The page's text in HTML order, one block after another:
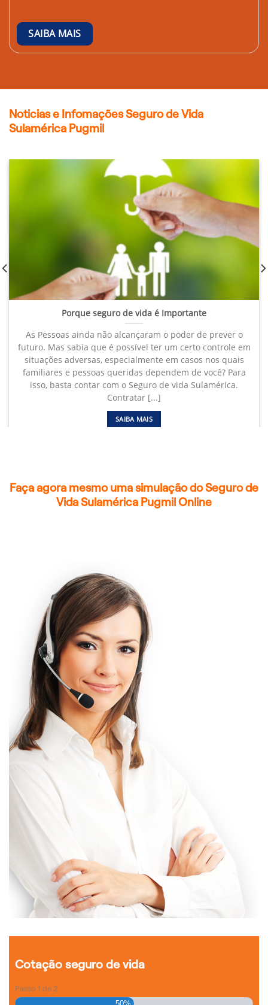
SAIBA MAIS
Noticias e Infomações Seguro de Vida
Sulamérica Pugmil
Porque seguro de vida é Importante
As Pessoas ainda não alcançaram o poder de prever o
futuro. Mas sabia que é possível ter um certo controle em
situações adversas, especialmente em casos nos quais
familiares e pessoas queridas dependem de você? Para
isso, basta contar com o Seguro de vida Sulamérica.
Contratar [...]
SAIBA MAIS
Faça agora mesmo uma simulação do Seguro de
Vida Sulamérica Pugmil Online
Cotação seguro de vida
Passo 1 de 2